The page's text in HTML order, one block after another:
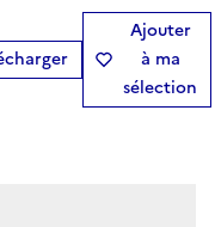
Ajouter
à ma
sélection